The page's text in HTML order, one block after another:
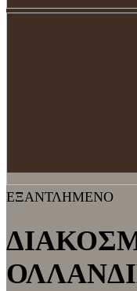
ΕΞΑΝΤΛΗΜΕΝΟ